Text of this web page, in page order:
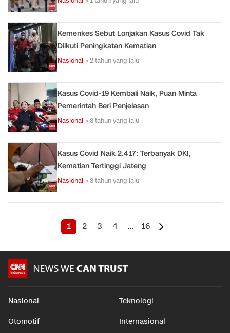
Kemenkes Sebut Lonjakan Kasus Covid Tak
Diikuti Peningkatan Kematian
Nasional • 2 tahun yang lalu
Kasus Covid-19 Kembali Naik, Puan Minta
Pemerintah Beri Penjelasan
Nasional • 3 tahun yang lalu
Kasus Covid Naik 2.417: Terbanyak DKI,
Kematian Tertinggi Jateng
Nasional • 3 tahun yang lalu
1 2 3 4 ... 16
Nasional Teknologi
Otomotif Internasional